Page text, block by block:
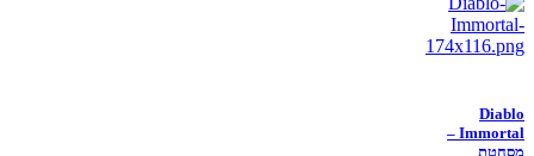
Diablo
Immortal –
מסחטת